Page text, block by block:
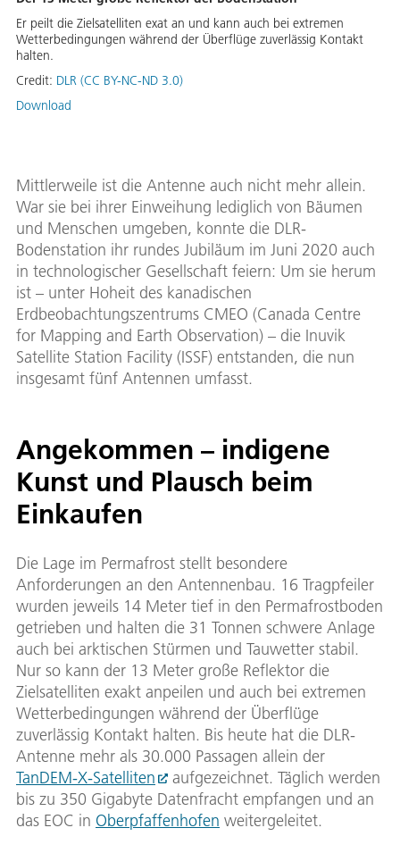
Er peilt die Zielsatelliten exat an und kann auch bei extremen
Wetterbedingungen während der Überflüge zuverlässig Kontakt
halten.
Credit: DLR (CC BY-NC-ND 3.0)
Download
Mittlerweile ist die Antenne auch nicht mehr allein.
War sie bei ihrer Einweihung lediglich von Bäumen
und Menschen umgeben, konnte die DLR-
Bodenstation ihr rundes Jubiläum im Juni 2020 auch
in technologischer Gesellschaft feiern: Um sie herum
ist – unter Hoheit des kanadischen
Erdbeobachtungszentrums CMEO (Canada Centre
for Mapping and Earth Observation) – die Inuvik
Satellite Station Facility (ISSF) entstanden, die nun
insgesamt fünf Antennen umfasst.
Angekommen – indigene
Kunst und Plausch beim
Einkaufen
Die Lage im Permafrost stellt besondere
Anforderungen an den Antennenbau. 16 Tragpfeiler
wurden jeweils 14 Meter tief in den Permafrostboden
getrieben und halten die 31 Tonnen schwere Anlage
auch bei arktischen Stürmen und Tauwetter stabil.
Nur so kann der 13 Meter große Reflektor die
Zielsatelliten exakt anpeilen und auch bei extremen
Wetterbedingungen während der Überflüge
zuverlässig Kontakt halten. Bis heute hat die DLR-
Antenne mehr als 30.000 Passagen allein der
TanDEM-X-Satelliten
aufgezeichnet. Täglich werden
bis zu 350 Gigabyte Datenfracht empfangen und an
das EOC in Oberpfaffenhofen weitergeleitet.